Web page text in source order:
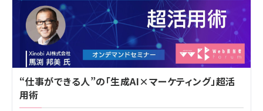
“仕事ができる人”の「生成AI×マーケティング」超活
用術